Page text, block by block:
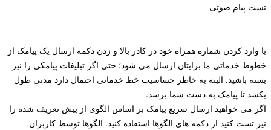
تست پیام صوتی
با وارد کردن شماره همراه خود در کادر بالا و زدن دکمه ارسال یک پیامک از
خطوط خدماتی ما برایتان ارسال می شود؛ حتی اگر تبلیغات پیامکی را نیز
بسته باشید. البته به خاطر حساسیت خط خدماتی احتمال دارد مدتی طول
بکشد تا پیامک به دست شما برسد.
اگر می خواهید ارسال سریع پیامک بر اساس الگوی از پیش تعریف شده را
نیز تست کنید از دکمه های الگوها استفاده کنید. الگوها توسط کاربران